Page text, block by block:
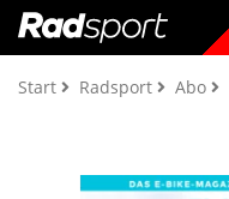
Start Radsport Abo